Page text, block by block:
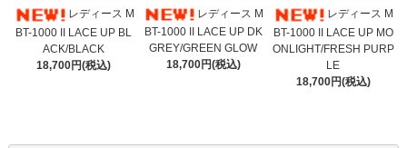
レディース M
BT-1000 II LACE UP BL
ACK/BLACK
18,700円(税込)
レディース M
BT-1000 II LACE UP DK
GREY/GREEN GLOW
18,700円(税込)
レディース M
BT-1000 II LACE UP MO
ONLIGHT/FRESH PURP
LE
18,700円(税込)